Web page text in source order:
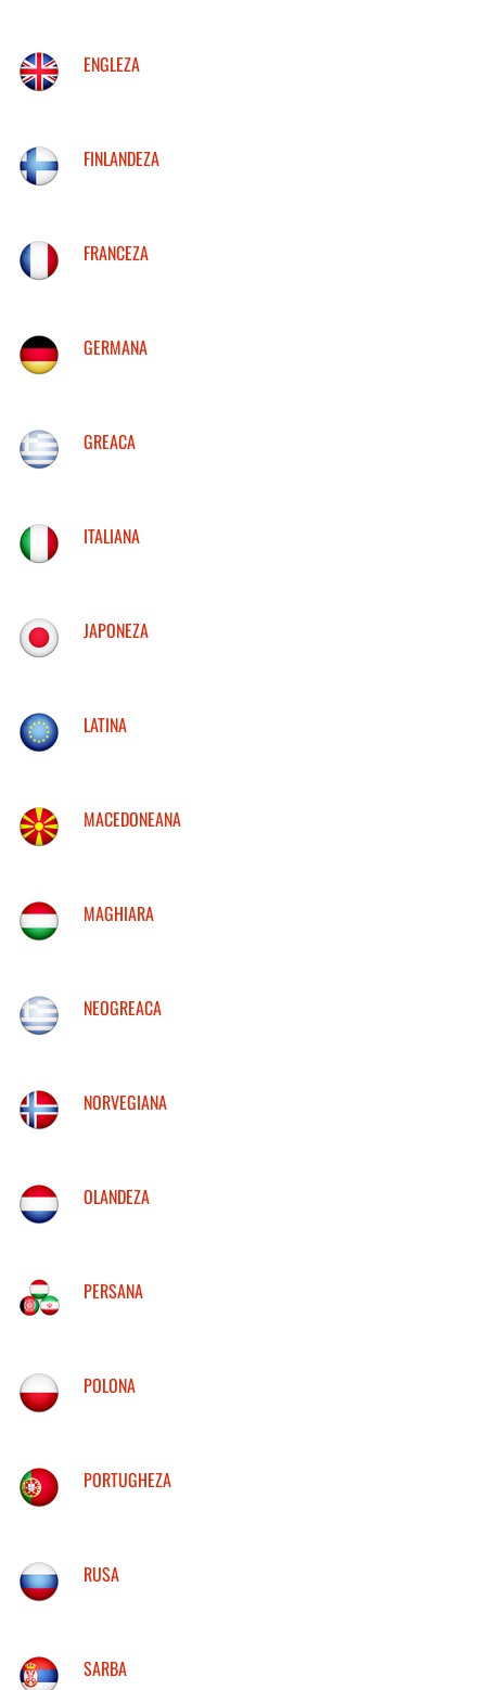
ENGLEZA
FINLANDEZA
FRANCEZA
GERMANA
GREACA
ITALIANA
JAPONEZA
LATINA
MACEDONEANA
MAGHIARA
NEOGREACA
NORVEGIANA
OLANDEZA
PERSANA
POLONA
PORTUGHEZA
RUSA
SARBA